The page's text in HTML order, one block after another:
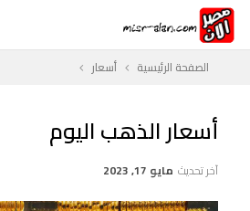
الصفحة الرئيسية أسعار
أسعار الذهب اليوم
آخر تحديث مايو 17, 2023